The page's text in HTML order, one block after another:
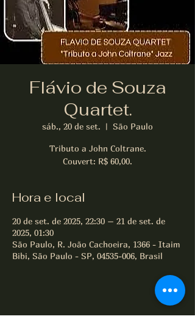
Flávio de Souza
Quartet.
sáb., 20 de set.
  |
São Paulo
Tributo a John Coltrane.
Couvert: R$ 60,00.
Hora e local
20 de set. de 2025, 22:30 – 21 de set. de
2025, 01:30
São Paulo, R. João Cachoeira, 1366 - Itaim
Bibi, São Paulo - SP, 04535-006, Brasil